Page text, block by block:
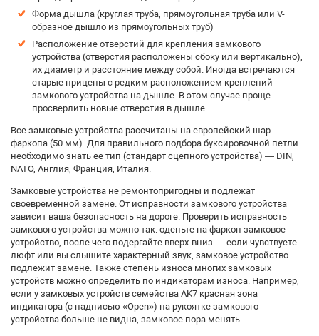
Форма дышла (круглая труба, прямоугольная труба или V-
образное дышло из прямоугольных труб)
Расположение отверстий для крепления замкового
устройства (отверстия расположены сбоку или вертикально),
их диаметр и расстояние между собой. Иногда встречаются
старые прицепы с редким расположением креплений
замкового устройства на дышле. В этом случае проще
просверлить новые отверстия в дышле.
Все замковые устройства рассчитаны на европейский шар
фаркопа (50 мм). Для правильного подбора буксировочной петли
необходимо знать ее тип (стандарт сцепного устройства) — DIN,
NATO, Англия, Франция, Италия.
Замковые устройства не ремонтопригодны и подлежат
своевременной замене. От исправности замкового устройства
зависит ваша безопасность на дороге. Проверить исправность
замкового устройства можно так: оденьте на фаркоп замковое
устройство, после чего подергайте вверх-вниз — если чувствуете
люфт или вы слышите характерный звук, замковое устройство
подлежит замене. Также степень износа многих замковых
устройств можно определить по индикаторам износа. Например,
если у замковых устройств семейства AK7 красная зона
индикатора (с надписью «Open») на рукоятке замкового
устройства больше не видна, замковое пора менять.